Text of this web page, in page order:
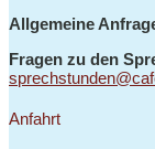
Allgemeine
Fragen zu den
Anfahrt